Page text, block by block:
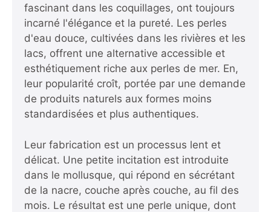
fascinant dans les coquillages, ont toujours
incarné l'élégance et la pureté. Les perles
d'eau douce, cultivées dans les rivières et les
lacs, offrent une alternative accessible et
esthétiquement riche aux perles de mer. En,
leur popularité croît, portée par une demande
de produits naturels aux formes moins
standardisées et plus authentiques.
Leur fabrication est un processus lent et
délicat. Une petite incitation est introduite
dans le mollusque, qui répond en sécrétant
de la nacre, couche après couche, au fil des
mois. Le résultat est une perle unique, dont